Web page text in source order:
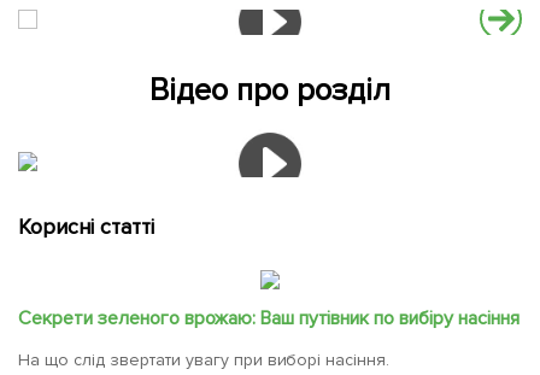
Відео про розділ
Корисні статті
Секрети зеленого врожаю: Ваш путівник по вибіру насіння
На що слід звертати увагу при виборі насіння.